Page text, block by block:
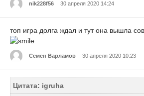
nik228f56 30 апреля 2020 14:24
топ игра долга ждал и тут она вышла
Семен Варламов 30 апреля 2020 10:23
Цитата: igruha